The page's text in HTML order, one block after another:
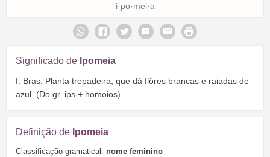
i·po·mei·a
Significado de Ipomeia
f. Bras. Planta trepadeira, que dá flôres brancas e raiadas de
azul. (Do gr. ips + homoios)
Definição de Ipomeia
Classificação gramatical: nome feminino